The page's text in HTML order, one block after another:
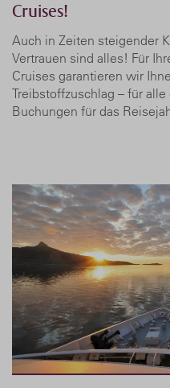
Cruises!
Auch in Zeiten steigender
Vertrauen sind alles! Für
Cruises garantieren wir
Treibstoffzuschlag – für
Buchungen für das